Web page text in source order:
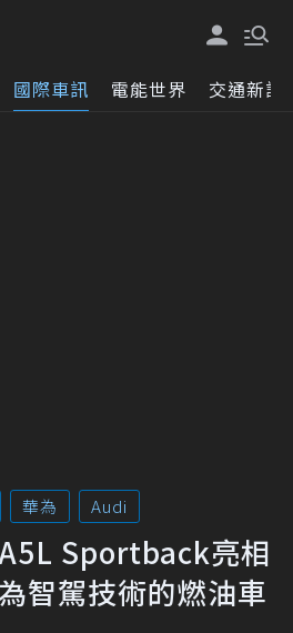
國際車訊 電能世界 交通新訊
華為 Audi
Sportback亮相
智駕技術的燃油車